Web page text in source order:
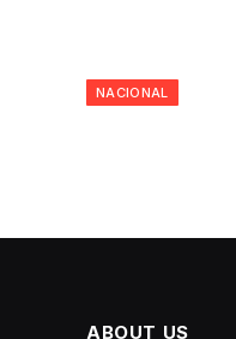
NACIONAL
ABOUT US